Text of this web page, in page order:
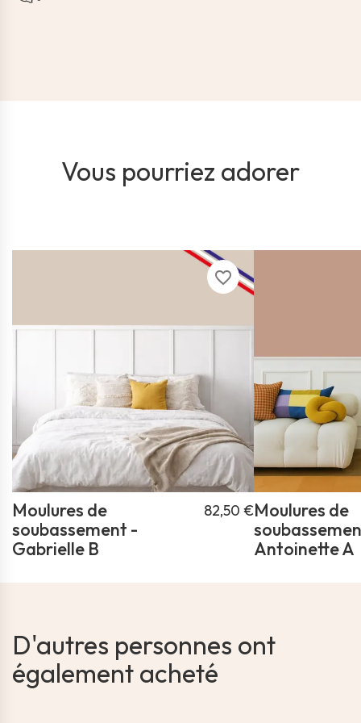
Vous pourriez adorer
favorite_border
Moulures de
soubassement -
Gabrielle B
82,50 €Moulures de
Antoinette A
D'autres personnes ont
également acheté